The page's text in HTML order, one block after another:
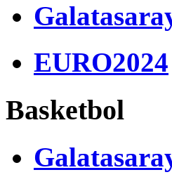
EURO2024
Basketbol